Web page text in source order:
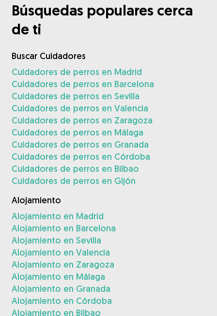
Búsquedas populares cerca
de ti
Buscar Cuidadores
Cuidadores de perros en Madrid
Cuidadores de perros en Barcelona
Cuidadores de perros en Sevilla
Cuidadores de perros en Valencia
Cuidadores de perros en Zaragoza
Cuidadores de perros en Málaga
Cuidadores de perros en Granada
Cuidadores de perros en Córdoba
Cuidadores de perros en Bilbao
Cuidadores de perros en Gijón
Alojamiento
Alojamiento en Madrid
Alojamiento en Barcelona
Alojamiento en Sevilla
Alojamiento en Valencia
Alojamiento en Zaragoza
Alojamiento en Málaga
Alojamiento en Granada
Alojamiento en Córdoba
Alojamiento en Bilbao